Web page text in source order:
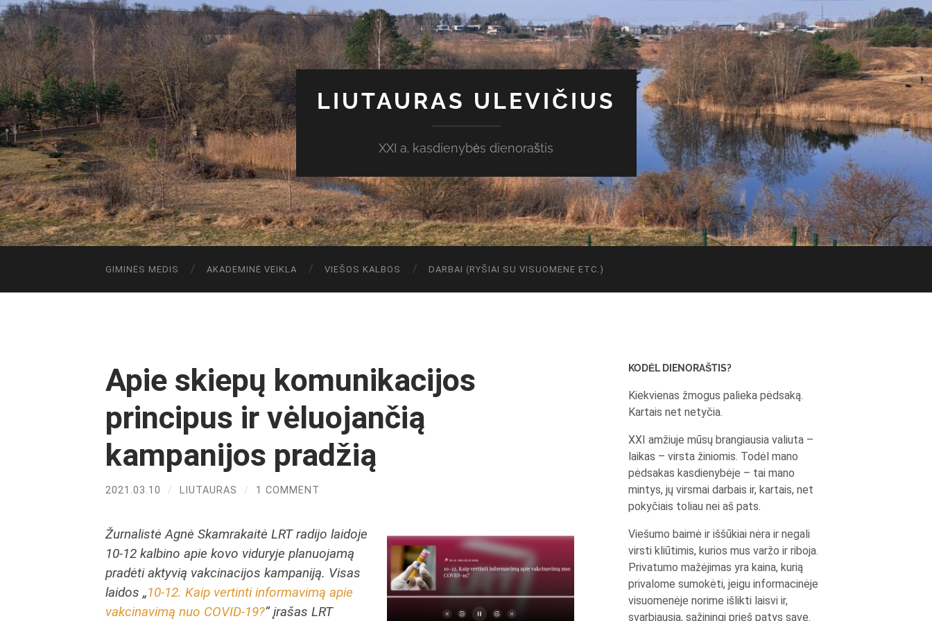
LIUTAURAS ULEVIČIUS
XXI a. kasdienybės dienoraštis
GIMINĖS MEDIS AKADEMINĖ VEIKLA VIEŠOS KALBOS DARBAI (RYŠIAI SU VISUOMENE ETC.)
Apie skiepų komunikacijos
principus ir vėluojančią
kampanijos pradžią
2021.03.10 / LIUTAURAS / 1 COMMENT
Žurnalistė Agnė Skamrakaitė LRT radijo laidoje
10-12 kalbino apie kovo viduryje planuojamą
pradėti aktyvią vakcinacijos kampaniją. Visas
laidos „10-12. Kaip vertinti informavimą apie
vakcinavimą nuo COVID-19?“ įrašas LRT
KODĖL DIENORAŠTIS?
Kiekvienas žmogus palieka pėdsaką.
Kartais net netyčia.
XXI amžiuje mūsų brangiausia valiuta –
laikas – virsta žiniomis. Todėl mano
pėdsakas kasdienybėje – tai mano
mintys, jų virsmai darbais ir, kartais, net
pokyčiais toliau nei aš pats.
Viešumo baimė ir iššūkiai nėra ir negali
virsti kliūtimis, kurios mus varžo ir riboja.
Privatumo mažėjimas yra kaina, kurią
privalome sumokėti, jeigu informacinėje
visuomenėje norime išlikti laisvi ir,
svarbiausia, sąžiningi prieš patys save.